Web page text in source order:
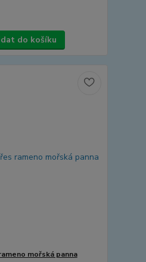
do košíku
mořská panna